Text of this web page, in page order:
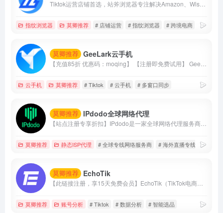
指纹浏览器 莫卿推荐 # 店铺运营 # 指纹浏览器 # 跨境电商
莫卿推荐 GeeLark云手机
云手机 莫卿推荐 # Tiktok # 云手机 # 多窗口同步
莫卿推荐 IPdodo全球网络代理
莫卿推荐 静态ISP代理 # 全球专线网络服务商 # 海外直播专线 # 静态
莫卿推荐 EchoTik
莫卿推荐 账号分析 # Tiktok # 数据分析 # 智能选品